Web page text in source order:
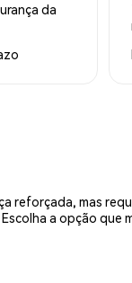
da
reforçada, mas
a opção que